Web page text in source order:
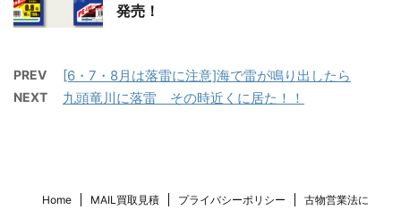
発売！
PREV [6・7・8月は落雷に注意]海で雷が鳴り出したら
NEXT 九頭竜川に落雷 その時近くに居た！！
Home MAIL買取見積 プライバシーポリシー
古物営業法に